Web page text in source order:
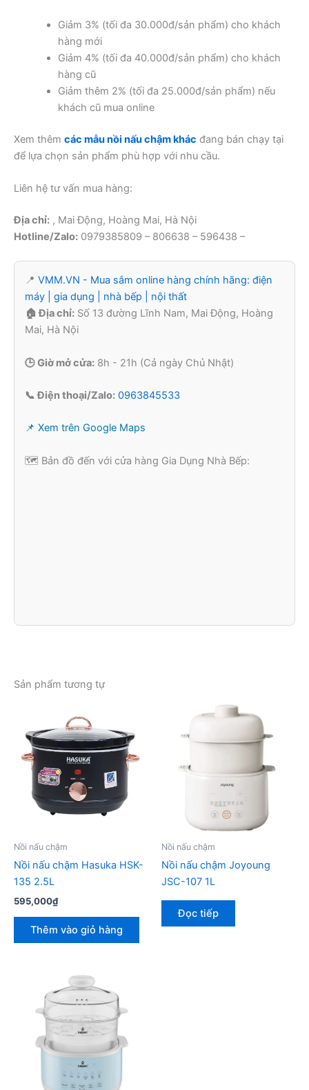
Giảm 3% (tối đa 30.000đ/sản phẩm) cho khách
hàng mới
Giảm 4% (tối đa 40.000đ/sản phẩm) cho khách
hàng cũ
Giảm thêm 2% (tối đa 25.000đ/sản phẩm) nếu
khách cũ mua online
Xem thêm các mẫu nồi nấu chậm khác đang bán chạy tại
để lựa chọn sản phẩm phù hợp với nhu cầu.
Liên hệ tư vấn mua hàng:
Địa chỉ: , Mai Động, Hoàng Mai, Hà Nội
Hotline/Zalo: 0979385809 – 806638 – 596438 –
📍 VMM.VN - Mua sắm online hàng chính hãng: điện
máy | gia dụng | nhà bếp | nội thất
🏠 Địa chỉ: Số 13 đường Lĩnh Nam, Mai Động, Hoàng
Mai, Hà Nội
🕒 Giờ mở cửa: 8h - 21h (Cả ngày Chủ Nhật)
📞 Điện thoại/Zalo: 0963845533
📌 Xem trên Google Maps
🗺️ Bản đồ đến với cửa hàng Gia Dụng Nhà Bếp:
Sản phẩm tương tự
Nồi nấu chậm
Nồi nấu chậm Hasuka HSK-
135 2.5L
595,000₫
Thêm vào giỏ hàng
Nồi nấu chậm
Nồi nấu chậm Joyoung
JSC-107 1L
Đọc tiếp